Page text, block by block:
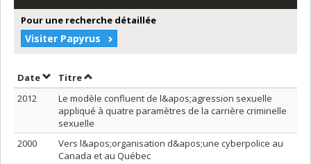
Pour une recherche détaillée
Visiter Papyrus
DateTrier par date en ordre décroissant
TitreTrier par titre en ordre décroissant
2012
Le modèle confluent de l&apos;agression sexuelle
appliqué à quatre paramètres de la carrière criminelle
sexuelle
2000
Vers l&apos;organisation d&apos;une cyberpolice au
Canada et au Québec